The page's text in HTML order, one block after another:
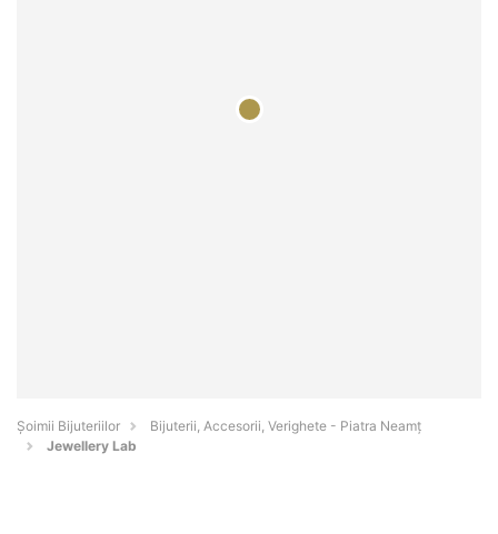
Şoimii Bijuteriilor
Bijuterii, Accesorii, Verighete - Piatra Neamţ
Jewellery Lab